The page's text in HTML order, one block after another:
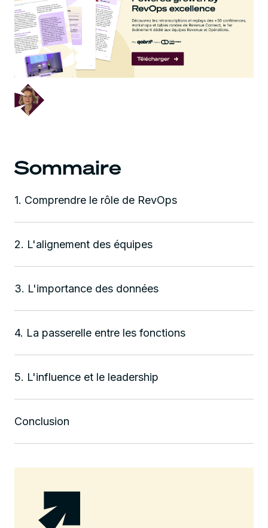
Sommaire
1. Comprendre le rôle de RevOps
2. L'alignement des équipes
3. L'importance des données
4. La passerelle entre les fonctions
5. L'influence et le leadership
Conclusion